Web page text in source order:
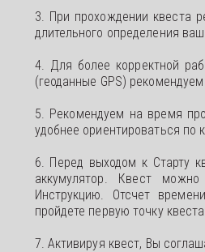
3. При прохождении квеста
длительного определения
4. Для более корректной
(геоданные GPS)
5. Рекомендуем на время
удобнее ориентироваться по
6. Перед выходом к Старту
аккумулятор. Квест
Инструкцию. Отсчет
пройдете первую точку
7. Активируя квест, Вы